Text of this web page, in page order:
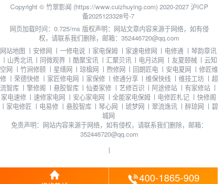
Copyright © 竹翠影闻 (https://www.cuizhuying.com) 2020-2027 沪ICP
备2025123328号-7
网页加载时间：0.725/ms 版权声明：网站文章内容来源于网络，如有侵
权，请联系我们删除，邮箱：352446720@qq.com
网站地图 丨 安修网 丨 一修电说 丨 家电保姆 丨 家速电修网 丨 电修通 丨琴韵章讯
丨 山秀北讯 丨 同微观界 丨 酷聚宝讯 丨 汇聚贝讯 丨 电月达网 丨 友夏颐械 丨云知
空网 丨 竹涧修颐 丨 星缮网 丨琼楹网 丨 煦修网 丨 回朗匠电 丨 安电夏网 丨 修匠维
修 丨 荣德快修 丨 家匠修电网 丨 家保修 丨 修通分享 丨维保快线 丨维技工坊 丨 超
流智库 丨 擎修阁 丨 悬胶智库 丨仙娄家修 丨 艺修百识 丨 阿途修站 丨 有家修站 丨
家电速修 丨 速修家电网 丨 安心家电网 丨 全能家电保姆 丨 电修匠札记 丨 快修阁
丨 家电修匠 丨 电易修 丨 悬胶智库 丨琴心网 丨 琥梦网 丨翠流逸讯 丨醉琼网 丨 碧
城网
免责声明：网站内容来源于网络，如有侵权，请联系我们删除，邮箱：
352446720@qq.com
丨
400-1865-909